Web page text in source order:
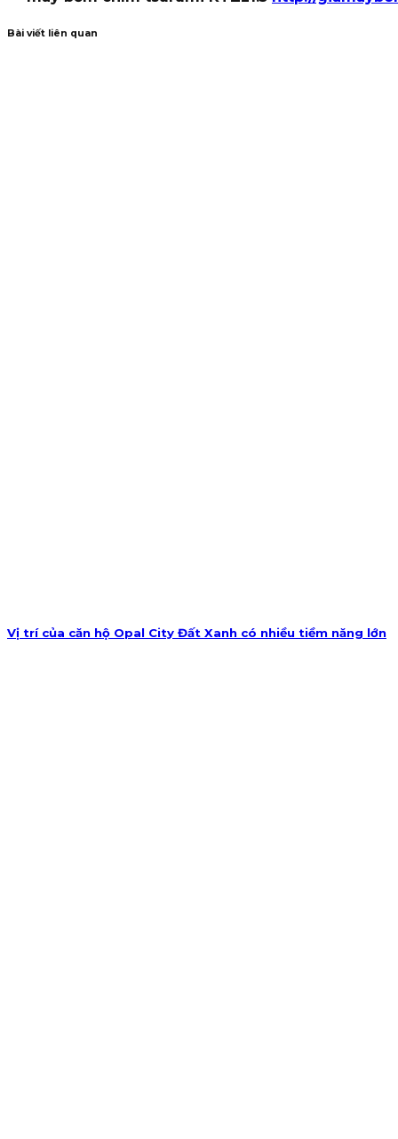
Bài viết liên quan
Vị trí của căn hộ Opal City Đất Xanh có nhiều tiềm năng lớn